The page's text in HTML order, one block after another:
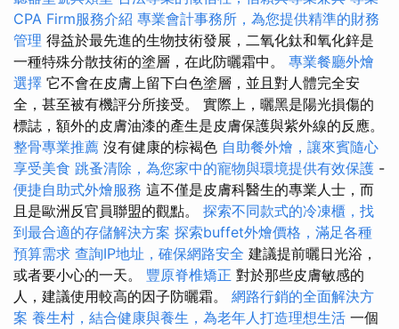
CPA Firm服務介紹 專業會計事務所，為您提供精準的財務
管理 得益於最先進的生物技術發展，二氧化鈦和氧化鋅是
一種特殊分散技術的塗層，在此防曬霜中。 專業餐廳外燴
選擇 它不會在皮膚上留下白色塗層，並且對人體完全安
全，甚至被有機評分所接受。 實際上，曬黑是陽光損傷的
標誌，額外的皮膚油漆的產生是皮膚保護與紫外線的反應。
整骨專業推薦 沒有健康的棕褐色 自助餐外燴，讓來賓隨心
享受美食 跳蚤清除，為您家中的寵物與環境提供有效保護 -
便捷自助式外燴服務 這不僅是皮膚科醫生的專業人士，而
且是歐洲反官員聯盟的觀點。 探索不同款式的冷凍櫃，找
到最合適的存儲解決方案 探索buffet外燴價格，滿足各種
預算需求 查詢IP地址，確保網路安全 建議提前曬日光浴，
或者要小心的一天。 豐原脊椎矯正 對於那些皮膚敏感的
人，建議使用較高的因子防曬霜。 網路行銷的全面解決方
案 養生村，結合健康與養生，為老年人打造理想生活 一個